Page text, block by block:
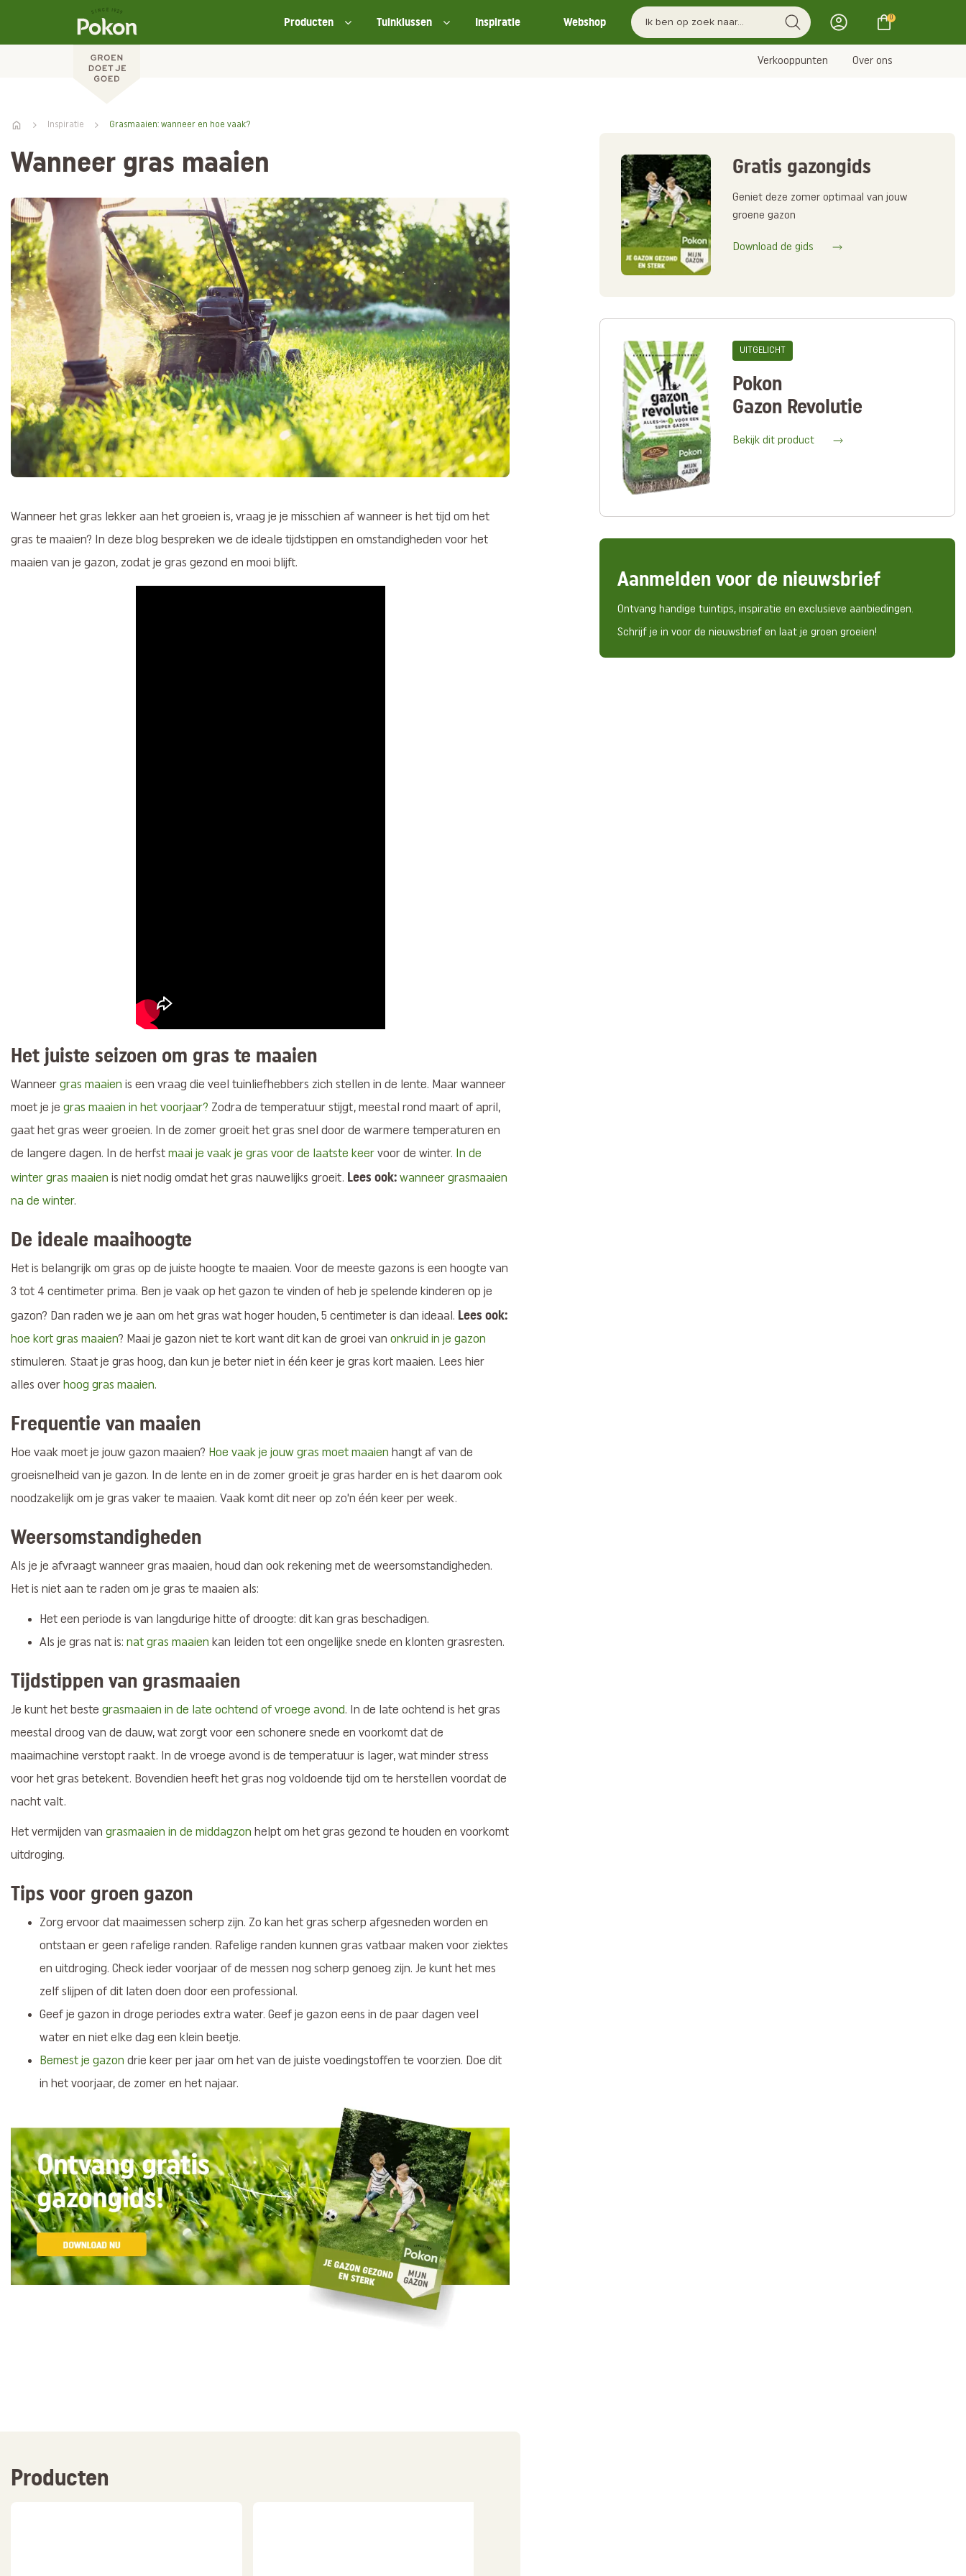
Producten Tuinklussen Inspiratie Webshop 0
Verkooppunten Over ons
Inspiratie Grasmaaien: wanneer en hoe vaak?
Wanneer gras maaien
Wanneer het gras lekker aan het groeien is, vraag je je misschien af wanneer is het tijd om het
gras te maaien? In deze blog bespreken we de ideale tijdstippen en omstandigheden voor het
maaien van je gazon, zodat je gras gezond en mooi blijft.
Het juiste seizoen om gras te maaien
Wanneer gras maaien is een vraag die veel tuinliefhebbers zich stellen in de lente. Maar wanneer
moet je je gras maaien in het voorjaar? Zodra de temperatuur stijgt, meestal rond maart of april,
gaat het gras weer groeien. In de zomer groeit het gras snel door de warmere temperaturen en
de langere dagen. In de herfst maai je vaak je gras voor de laatste keer voor de winter. In de
winter gras maaien is niet nodig omdat het gras nauwelijks groeit. Lees ook: wanneer grasmaaien
na de winter.
De ideale maaihoogte
Het is belangrijk om gras op de juiste hoogte te maaien. Voor de meeste gazons is een hoogte van
3 tot 4 centimeter prima. Ben je vaak op het gazon te vinden of heb je spelende kinderen op je
gazon? Dan raden we je aan om het gras wat hoger houden, 5 centimeter is dan ideaal. Lees ook:
hoe kort gras maaien? Maai je gazon niet te kort want dit kan de groei van onkruid in je gazon
stimuleren. Staat je gras hoog, dan kun je beter niet in één keer je gras kort maaien. Lees hier
alles over hoog gras maaien.
Frequentie van maaien
Hoe vaak moet je jouw gazon maaien? Hoe vaak je jouw gras moet maaien hangt af van de
groeisnelheid van je gazon. In de lente en in de zomer groeit je gras harder en is het daarom ook
noodzakelijk om je gras vaker te maaien. Vaak komt dit neer op zo'n één keer per week.
Weersomstandigheden
Als je je afvraagt wanneer gras maaien, houd dan ook rekening met de weersomstandigheden.
Het is niet aan te raden om je gras te maaien als:
Het een periode is van langdurige hitte of droogte: dit kan gras beschadigen.
Als je gras nat is: nat gras maaien kan leiden tot een ongelijke snede en klonten grasresten.
Tijdstippen van grasmaaien
Je kunt het beste grasmaaien in de late ochtend of vroege avond. In de late ochtend is het gras
meestal droog van de dauw, wat zorgt voor een schonere snede en voorkomt dat de
maaimachine verstopt raakt. In de vroege avond is de temperatuur is lager, wat minder stress
voor het gras betekent. Bovendien heeft het gras nog voldoende tijd om te herstellen voordat de
nacht valt.
Het vermijden van grasmaaien in de middagzon helpt om het gras gezond te houden en voorkomt
uitdroging.
Tips voor groen gazon
Zorg ervoor dat maaimessen scherp zijn. Zo kan het gras scherp afgesneden worden en
ontstaan er geen rafelige randen. Rafelige randen kunnen gras vatbaar maken voor ziektes
en uitdroging. Check ieder voorjaar of de messen nog scherp genoeg zijn. Je kunt het mes
zelf slijpen of dit laten doen door een professional.
Geef je gazon in droge periodes extra water. Geef je gazon eens in de paar dagen veel
water en niet elke dag een klein beetje.
Bemest je gazon drie keer per jaar om het van de juiste voedingstoffen te voorzien. Doe dit
in het voorjaar, de zomer en het najaar.
Producten
Gratis gazongids
Geniet deze zomer optimaal van jouw
groene gazon
Download de gids
UITGELICHT
Pokon
Gazon Revolutie
Bekijk dit product
Aanmelden voor de nieuwsbrief
Ontvang handige tuintips, inspiratie en exclusieve aanbiedingen.
Schrijf je in voor de nieuwsbrief en laat je groen groeien!